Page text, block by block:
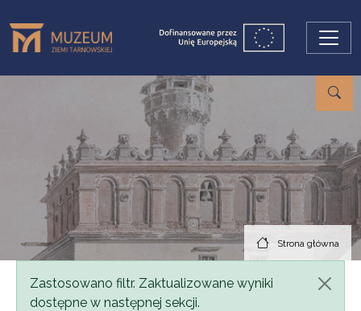
Strona główna
Komunikat
Zastosowano filtr. Zaktualizowane wyniki
dostępne w następnej sekcji.